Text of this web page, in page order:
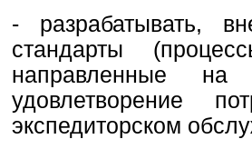
- разрабатывать,
стандарты
направленные
удовлетворение
экспедиторском